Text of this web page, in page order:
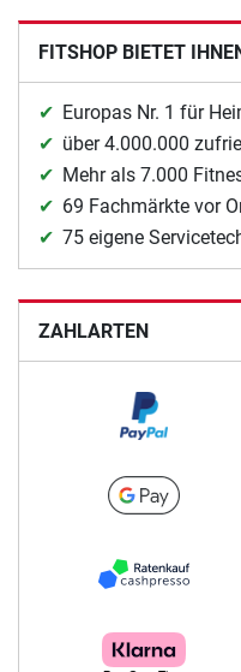
FITSHOP BIETET
Europas Nr. 1 für
über 4.000.000
Mehr als 7.000
69 Fachmärkte vor
75 eigene
ZAHLARTEN